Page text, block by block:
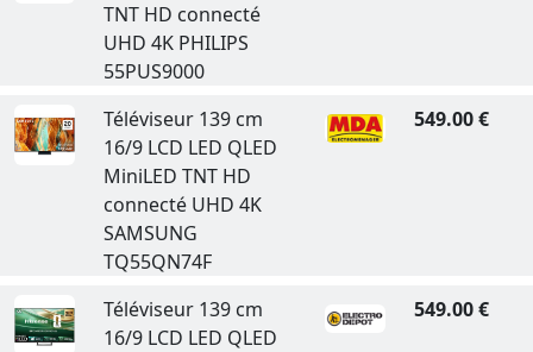
TNT HD connecté
UHD 4K PHILIPS
55PUS9000
Téléviseur 139 cm
16/9 LCD LED QLED
MiniLED TNT HD
connecté UHD 4K
SAMSUNG
TQ55QN74F
549.00 €
Téléviseur 139 cm
16/9 LCD LED QLED
549.00 €